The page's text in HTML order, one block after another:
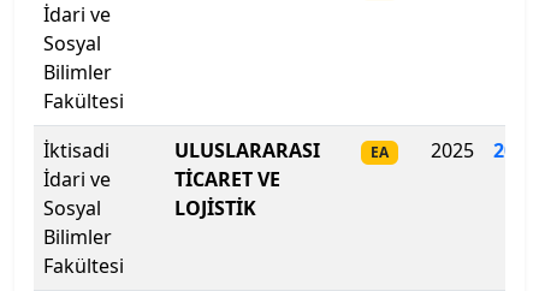
Galatasaray Üniversitesi
Gazi Üniversitesi
Gaziantep İslam Bilim ve Teknoloji Üniversitesi
Gaziantep Üniversitesi
Gebze Teknik Üniversitesi
İdari ve
Sosyal
Bilimler
Fakültesi
İktisadi
İdari ve
Sosyal
Bilimler
Fakültesi
ULUSLARARASI
TİCARET VE
LOJİSTİK
EA 2025